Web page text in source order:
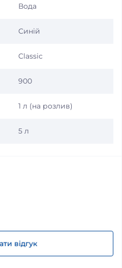
Вода
Синій
Classic
900
1 л (на розлив)
5 л
відгук